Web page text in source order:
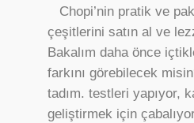
Chopi’nin pratik ve
çeşitlerini satın al ve
Bakalım daha önce
farkını görebilecek
tadım. testleri yapıyor,
geliştirmek için